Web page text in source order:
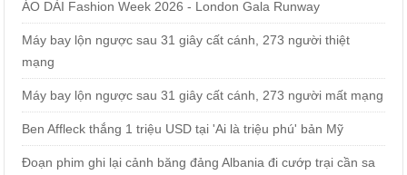
ÁO DÀI Fashion Week 2026 - London Gala Runway
Máy bay lộn ngược sau 31 giây cất cánh, 273 người thiệt
mạng
Máy bay lộn ngược sau 31 giây cất cánh, 273 người mất mạng
Ben Affleck thắng 1 triệu USD tại 'Ai là triệu phú' bản Mỹ
Đoạn phim ghi lại cảnh băng đảng Albania đi cướp trại cần sa